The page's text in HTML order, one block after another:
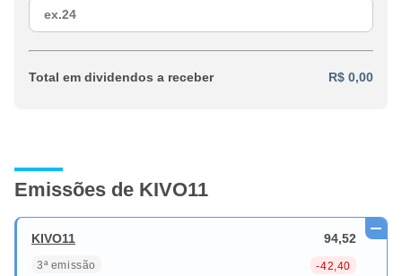
Total em dividendos a receber R$ 0,00
Emissões de KIVO11
KIVO11
3ª emissão
94,52
-42,40